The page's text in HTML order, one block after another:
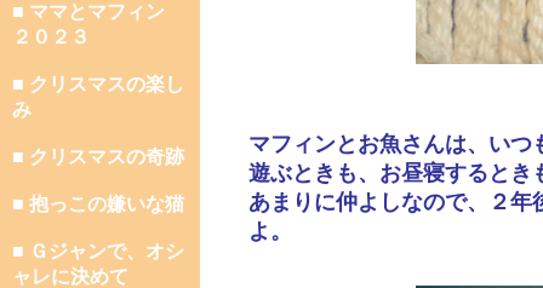
■ ママとマフィン
２０２３
■ クリスマスの楽し
み
■ クリスマスの奇跡
■ 抱っこの嫌いな猫
■ Ｇジャンで、オシ
ャレに決めて
マフィンとお魚さんは、いつ
遊ぶときも、お昼寝するとき
あまりに仲よしなので、２
よ。